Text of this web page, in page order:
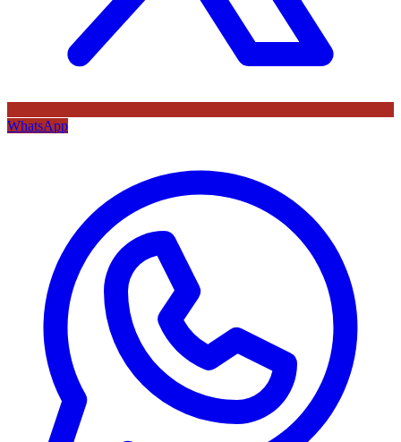
WhatsApp